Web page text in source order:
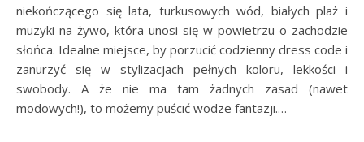
niekończącego się lata, turkusowych wód, białych plaż i
muzyki na żywo, która unosi się w powietrzu o zachodzie
słońca. Idealne miejsce, by porzucić codzienny dress code i
zanurzyć się w stylizacjach pełnych koloru, lekkości i
swobody. A że nie ma tam żadnych zasad (nawet
modowych!), to możemy puścić wodze fantazji.…